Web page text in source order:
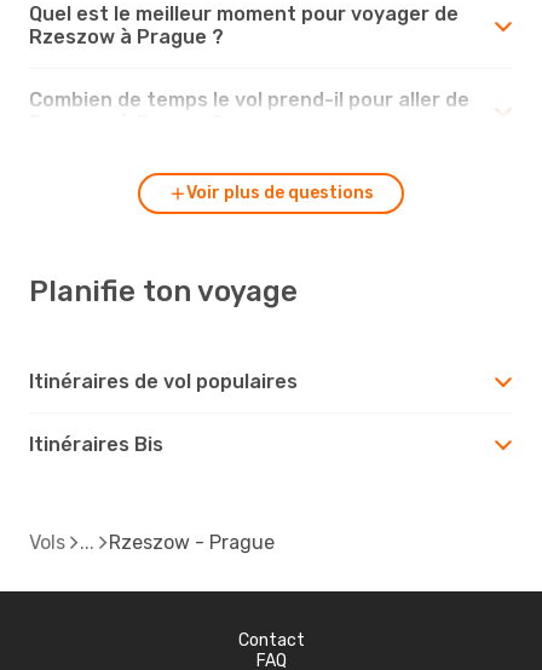
Quel est le meilleur moment pour voyager de
Rzeszow à Prague ?
Combien de temps le vol prend-il pour aller de
Voir plus de questions
Planifie ton voyage
Itinéraires de vol populaires
Itinéraires Bis
Vols Rzeszow - Prague
Contact
FAQ